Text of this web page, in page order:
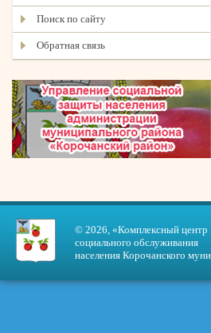
Поиск по сайту
Обратная связь
© 2026, «Комплексный центр
социального обслуживания
населения Корочанского